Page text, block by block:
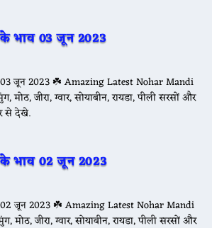
भाव 03 जून 2023
जून 2023 ☘️ Amazing Latest Nohar Mandi
मोठ, जीरा, ग्वार, सोयाबीन, रायडा, पीली सरसों और
से देखे.
भाव 02 जून 2023
जून 2023 ☘️ Amazing Latest Nohar Mandi
मोठ, जीरा, ग्वार, सोयाबीन, रायडा, पीली सरसों और